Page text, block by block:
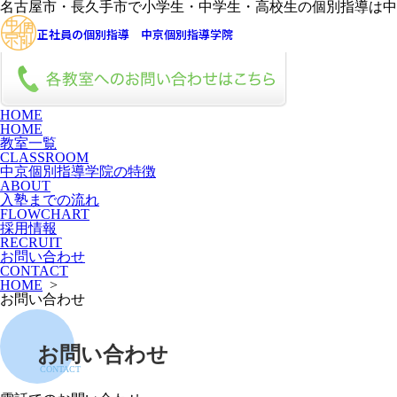
名古屋市・長久手市で小学生・中学生・高校生の個別指導は中
正社員の個別指導 中京個別指導学院
HOME
HOME
教室一覧
CLASSROOM
中京個別指導学院の特徴
ABOUT
入塾までの流れ
FLOWCHART
採用情報
RECRUIT
お問い合わせ
CONTACT
HOME >
お問い合わせ
お問い合わせ
CONTACT